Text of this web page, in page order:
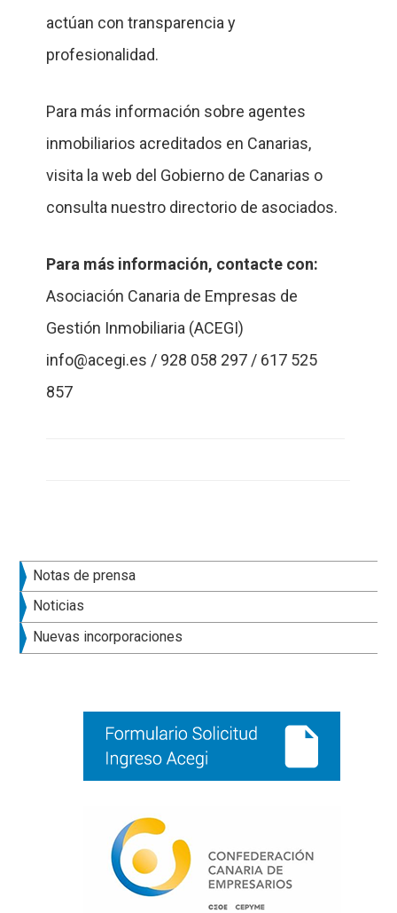
actúan con transparencia y
profesionalidad.
Para más información sobre agentes
inmobiliarios acreditados en Canarias,
visita la web del Gobierno de Canarias o
consulta nuestro directorio de asociados.
Para más información, contacte con:
Asociación Canaria de Empresas de
Gestión Inmobiliaria (ACEGI)
info@acegi.es / 928 058 297 / 617 525
857
Barra
lateral
principal
Notas de prensa
Noticias
Nuevas incorporaciones